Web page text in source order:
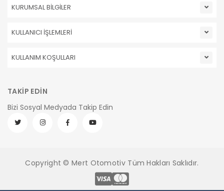
KURUMSAL BİLGİLER
KULLANICI İŞLEMLERİ
KULLANIM KOŞULLARI
TAKİP EDİN
Bizi Sosyal Medyada Takip Edin
Copyright © Mert Otomotiv Tüm Hakları Saklıdır.